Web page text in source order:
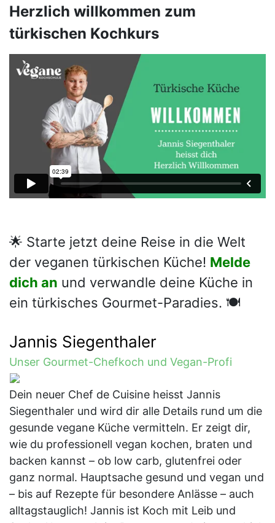
Herzlich willkommen zum
türkischen Kochkurs
🌟 Starte jetzt deine Reise in die Welt
der veganen türkischen Küche! Melde
dich an und verwandle deine Küche in
ein türkisches Gourmet-Paradies. 🍽️
Jannis Siegenthaler
Unser Gourmet-Chefkoch und Vegan-Profi
Dein neuer Chef de Cuisine heisst Jannis
Siegenthaler und wird dir alle Details rund um die
gesunde vegane Küche vermitteln. Er zeigt dir,
wie du professionell vegan kochen, braten und
backen kannst – ob low carb, glutenfrei oder
ganz normal. Hauptsache gesund und vegan und
– bis auf Rezepte für besondere Anlässe – auch
alltagstauglich! Jannis ist Koch mit Leib und